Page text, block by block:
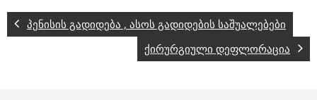
პენისის გადიდება , ასოს გადიდების საშუალებები
ქირურგიული დეფლორაცია